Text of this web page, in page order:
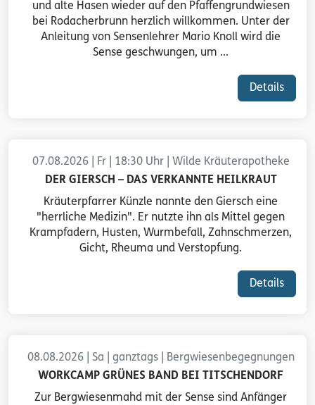
und alte Hasen wieder auf den Pfaffengrundwiesen
bei Rodacherbrunn herzlich willkommen. Unter der
Anleitung von Sensenlehrer Mario Knoll wird die
Sense geschwungen, um ...
Details
07.08.2026 | Fr | 18:30 Uhr | Wilde Kräuterapotheke
DER GIERSCH – DAS VERKANNTE HEILKRAUT
Kräuterpfarrer Künzle nannte den Giersch eine
"herrliche Medizin". Er nutzte ihn als Mittel gegen
Krampfadern, Husten, Wurmbefall, Zahnschmerzen,
Gicht, Rheuma und Verstopfung.
Details
08.08.2026 | Sa | ganztags | Bergwiesenbegegnungen
WORKCAMP GRÜNES BAND BEI TITSCHENDORF
Zur Bergwiesenmahd mit der Sense sind Anfänger